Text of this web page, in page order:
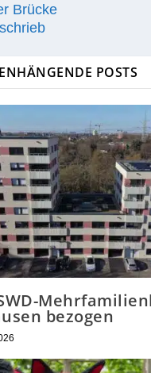
Brücke
POSTS
bezogen